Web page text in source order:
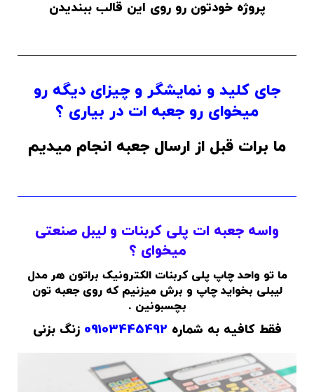
پروژه خودتون رو روی این قالب ببندیدن
جای کلید و نمایشگر و چیزای دیگه رو
میخوای رو جعبه ات در بیاری ؟
ما برات قبل از ارسال جعبه انجام میدیم
واسه جعبه ات پلی کربنات و لیبل صنعتی
میخوای ؟
ما تو واحد چاپ پلی کربنات الکترونیک براتون هر مدل
لیبلی بخواید چاپ و برش میزنیم که روی جعبه تون
بچسبونین .
فقط کافیه به شماره 09103445492 زنگ بزنی